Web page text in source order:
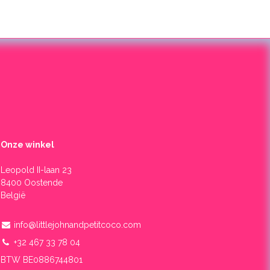
Onze winkel
Leopold II-laan 23
8400 Oostende
België
info@littlejohnandpetitcoco.com
+32 467 33 78 04
BTW BE0886744801